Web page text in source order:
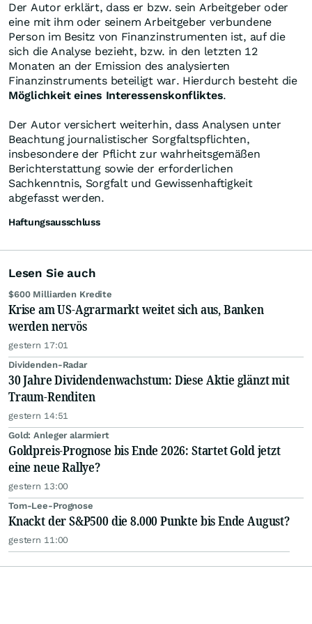
Der Autor erklärt, dass er bzw. sein Arbeitgeber oder
eine mit ihm oder seinem Arbeitgeber verbundene
Person im Besitz von Finanzinstrumenten ist, auf die
sich die Analyse bezieht, bzw. in den letzten 12
Monaten an der Emission des analysierten
Finanzinstruments beteiligt war. Hierdurch besteht die
Möglichkeit eines Interessenskonfliktes.
Der Autor versichert weiterhin, dass Analysen unter
Beachtung journalistischer Sorgfaltspflichten,
insbesondere der Pflicht zur wahrheitsgemäßen
Berichterstattung sowie der erforderlichen
Sachkenntnis, Sorgfalt und Gewissenhaftigkeit
abgefasst werden.
Haftungsausschluss
Lesen Sie auch
$600 Milliarden Kredite
Krise am US-Agrarmarkt weitet sich aus, Banken
werden nervös
gestern 17:01
Dividenden-Radar
30 Jahre Dividendenwachstum: Diese Aktie glänzt mit
Traum-Renditen
gestern 14:51
Gold: Anleger alarmiert
Goldpreis-Prognose bis Ende 2026: Startet Gold jetzt
eine neue Rallye?
gestern 13:00
Tom-Lee-Prognose
Knackt der S&P500 die 8.000 Punkte bis Ende August?
gestern 11:00